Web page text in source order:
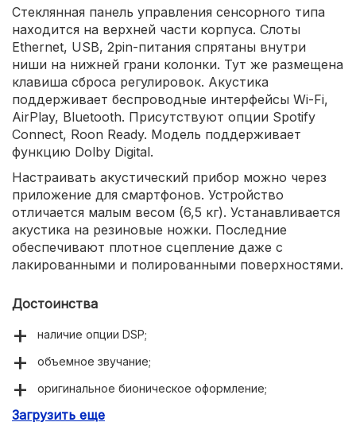
Стеклянная панель управления сенсорного типа
находится на верхней части корпуса. Слоты
Ethernet, USB, 2pin-питания спрятаны внутри
ниши на нижней грани колонки. Тут же размещена
клавиша сброса регулировок. Акустика
поддерживает беспроводные интерфейсы Wi-Fi,
AirPlay, Bluetooth. Присутствуют опции Spotify
Connect, Roon Ready. Модель поддерживает
функцию Dolby Digital.
Настраивать акустический прибор можно через
приложение для смартфонов. Устройство
отличается малым весом (6,5 кг). Устанавливается
акустика на резиновые ножки. Последние
обеспечивают плотное сцепление даже с
лакированными и полированными поверхностями.
Достоинства
наличие опции DSP;
объемное звучание;
оригинальное бионическое оформление;
наличие экосистемы.
Загрузить еще